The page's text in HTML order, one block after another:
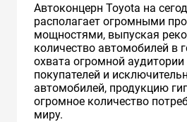
Автоконцерн Toyota на
располагает огромными
мощностями, выпуская
количество автомобилей в
охвата огромной
покупателей и
автомобилей, продукцию
огромное количество
миру.